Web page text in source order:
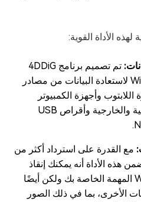
الأداة القوية:
تم تصميم برنامج 4DDiG
Windows Data Recovery لاستعادة البيانات من مصادر
وأجهزة الكمبيوتر
ومحركات الأقراص الداخلية والخارجية وأقراص USB
مع القدرة على استرداد أكثر من
هذه الأداة أنه يمكنك إنقاذ
ليس فقط مستندات Word المهمة الخاصة بك ولكن أيضًا
الأخرى، بما في ذلك الصور